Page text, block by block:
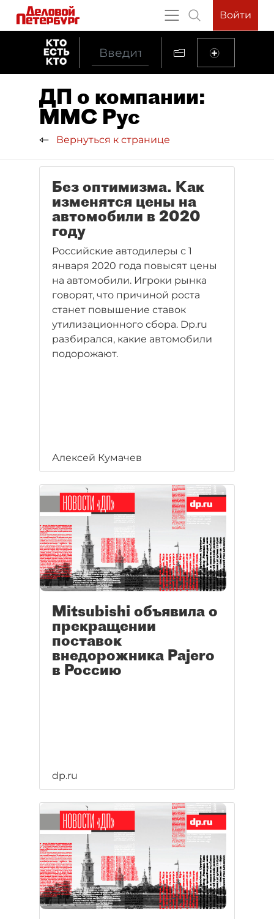
Войти
ДП о компании:
ММС Рус
Вернуться к странице
Без оптимизма. Как
изменятся цены на
автомобили в 2020
году
Российские автодилеры с 1
января 2020 года повысят цены
на автомобили. Игроки рынка
говорят, что причиной роста
станет повышение ставок
утилизационного сбора. Dp.ru
разбирался, какие автомобили
подорожают.
Алексей Кумачев
Mitsubishi объявила о
прекращении
поставок
внедорожника Pajero
в Россию
dp.ru